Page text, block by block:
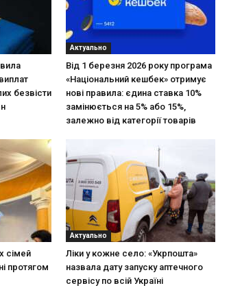
безвісти
Актуально
Від 1 березня 2026 року програма
«Національний кешбек» отримує
нові правила: єдина ставка 10%
замінюється на 5% або 15%,
залежно від категорії товарів
сімей
протягом
Актуально
Ліки у кожне село: «Укрпошта»
назвала дату запуску аптечного
сервісу по всій Україні